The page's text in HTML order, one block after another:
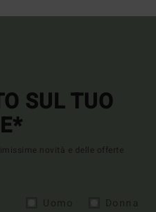
SUL TUO
novità e delle offerte